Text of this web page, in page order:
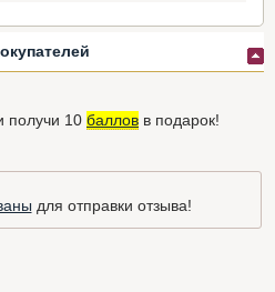
получи 10 баллов в подарок!
для отправки отзыва!